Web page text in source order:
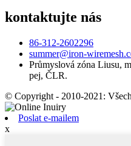
kontaktujte nás
86-312-2602296
summer@iron-
Průmyslová zóna Liusu,
pej, ČLR.
© Copyright - 2010-2021:
Poslat e-mailem
x